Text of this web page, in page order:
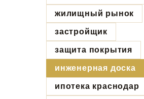
жилищный рынок
застройщик
защита покрытия
инженерная доска
ипотека краснодар